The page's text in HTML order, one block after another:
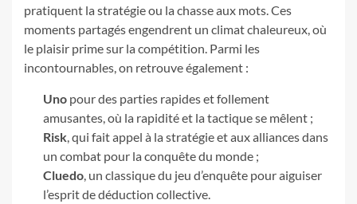
pratiquent la stratégie ou la chasse aux mots. Ces
moments partagés engendrent un climat chaleureux, où
le plaisir prime sur la compétition. Parmi les
incontournables, on retrouve également :
Uno pour des parties rapides et follement
amusantes, où la rapidité et la tactique se mêlent ;
Risk, qui fait appel à la stratégie et aux alliances dans
un combat pour la conquête du monde ;
Cluedo, un classique du jeu d’enquête pour aiguiser
l’esprit de déduction collective.